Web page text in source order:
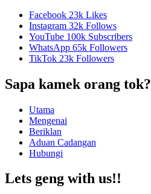
Facebook 23k Likes
Instagram 32k Follows
YouTube 100k Subscribers
WhatsApp 65k Followers
TikTok 23k Followers
Sapa kamek orang tok?
Utama
Mengenai
Beriklan
Aduan Cadangan
Hubungi
Lets geng with us!!